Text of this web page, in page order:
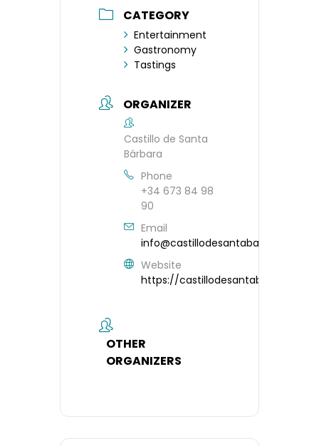
CATEGORY
Entertainment
Gastronomy
Tastings
ORGANIZER
Castillo de Santa
Bárbara
Phone
+34 673 84 98
90
Email
info@castillodesantabarbara.com
Website
https://
OTHER
ORGANIZERS